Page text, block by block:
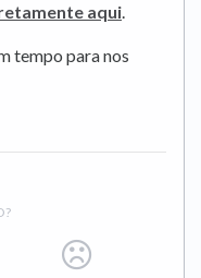
aqui.
tempo para nos